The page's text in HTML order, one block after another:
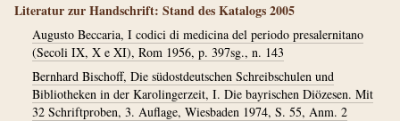
Literatur zur Handschrift: Stand des Katalogs 2005
Augusto Beccaria, I codici di medicina del periodo presalernitano
(Secoli IX, X e XI), Rom 1956, p. 397sg., n. 143
Bernhard Bischoff, Die südostdeutschen Schreibschulen und
Bibliotheken in der Karolingerzeit, I. Die bayrischen Diözesen. Mit
32 Schriftproben, 3. Auflage, Wiesbaden 1974, S. 55, Anm. 2